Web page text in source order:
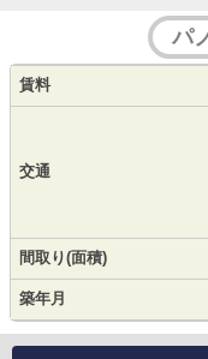
パ
賃料
交通
間取り(面積)
築年月